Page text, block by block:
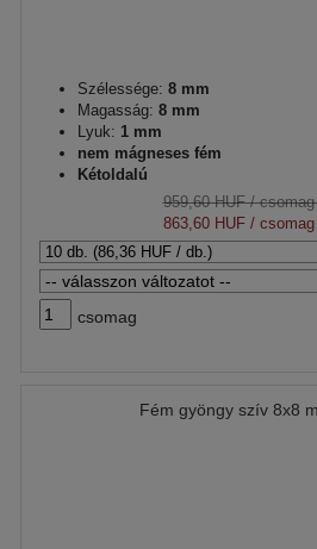
Szélessége: 8 mm
Magasság: 8 mm
Lyuk: 1 mm
nem mágneses fém
Kétoldalú
959,60 HUF/ csomag
863,60 HUF/ csomag
csomag
Fém gyöngy szív 8x8